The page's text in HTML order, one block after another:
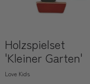
Holzspielset
'Kleiner Garten'
Love Kids